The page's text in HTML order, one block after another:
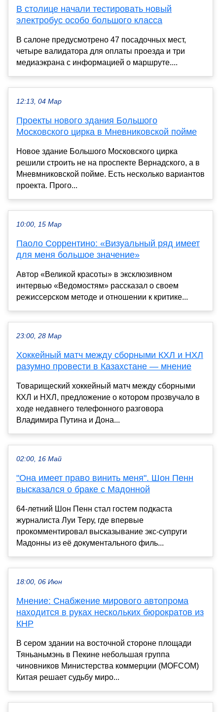
В столице начали тестировать новый
электробус особо большого класса
В салоне предусмотрено 47 посадочных мест,
четыре валидатора для оплаты проезда и три
медиаэкрана с информацией о маршруте....
12:13, 04 Мар
Проекты нового здания Большого
Московского цирка в Мневниковской пойме
Новое здание Большого Московского цирка
решили строить не на проспекте Вернадского, а в
Мневмниковской пойме. Есть несколько вариантов
проекта. Прого...
10:00, 15 Мар
Паоло Соррентино: «Визуальный ряд имеет
для меня большое значение»
Автор «Великой красоты» в эксклюзивном
интервью «Ведомостям» рассказал о своем
режиссерском методе и отношении к критике...
23:00, 28 Мар
Хоккейный матч между сборными КХЛ и НХЛ
разумно провести в Казахстане — мнение
Товарищеский хоккейный матч между сборными
КХЛ и НХЛ, предложение о котором прозвучало в
ходе недавнего телефонного разговора
Владимира Путина и Дона...
02:00, 16 Май
"Она имеет право винить меня". Шон Пенн
высказался о браке с Мадонной
64-летний Шон Пенн стал гостем подкаста
журналиста Луи Теру, где впервые
прокомментировал высказывание экс-супруги
Мадонны из её документального филь...
18:00, 06 Июн
Мнение: Снабжение мирового автопрома
находится в руках нескольких бюрократов из
КНР
В сером здании на восточной стороне площади
Тяньаньмэнь в Пекине небольшая группа
чиновников Министерства коммерции (MOFCOM)
Китая решает судьбу миро...